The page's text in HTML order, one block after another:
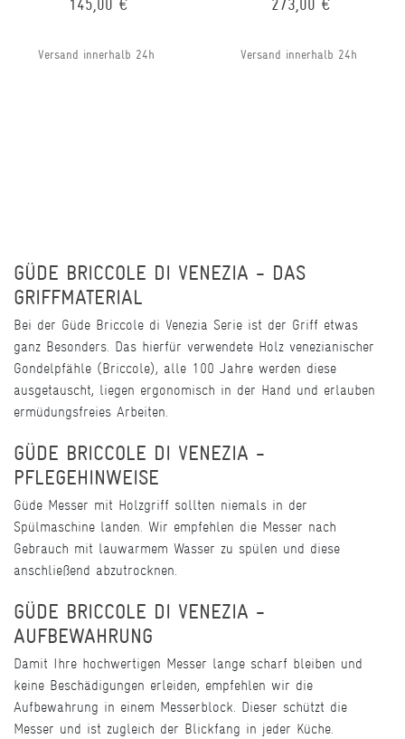
145,00 €
Versand innerhalb 24h
273,00 €
Versand innerhalb 24h
GÜDE BRICCOLE DI VENEZIA - DAS
GRIFFMATERIAL
Bei der Güde Briccole di Venezia Serie ist der Griff etwas
ganz Besonders. Das hierfür verwendete Holz venezianischer
Gondelpfähle (Briccole), alle 100 Jahre werden diese
ausgetauscht, liegen ergonomisch in der Hand und erlauben
ermüdungsfreies Arbeiten.
GÜDE BRICCOLE DI VENEZIA -
PFLEGEHINWEISE
Güde Messer mit Holzgriff sollten niemals in der
Spülmaschine landen. Wir empfehlen die Messer nach
Gebrauch mit lauwarmem Wasser zu spülen und diese
anschließend abzutrocknen.
GÜDE BRICCOLE DI VENEZIA -
AUFBEWAHRUNG
Damit Ihre hochwertigen Messer lange scharf bleiben und
keine Beschädigungen erleiden, empfehlen wir die
Aufbewahrung in einem Messerblock. Dieser schützt die
Messer und ist zugleich der Blickfang in jeder Küche.